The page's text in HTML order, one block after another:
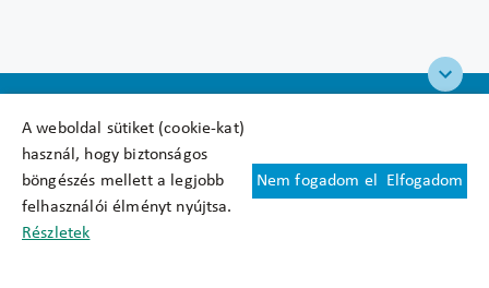
A weboldal sütiket (cookie-kat)
használ, hogy biztonságos
böngészés mellett a legjobb
felhasználói élményt nyújtsa.
Részletek
Nem fogadom el Elfogadom
Felhasználási feltételek